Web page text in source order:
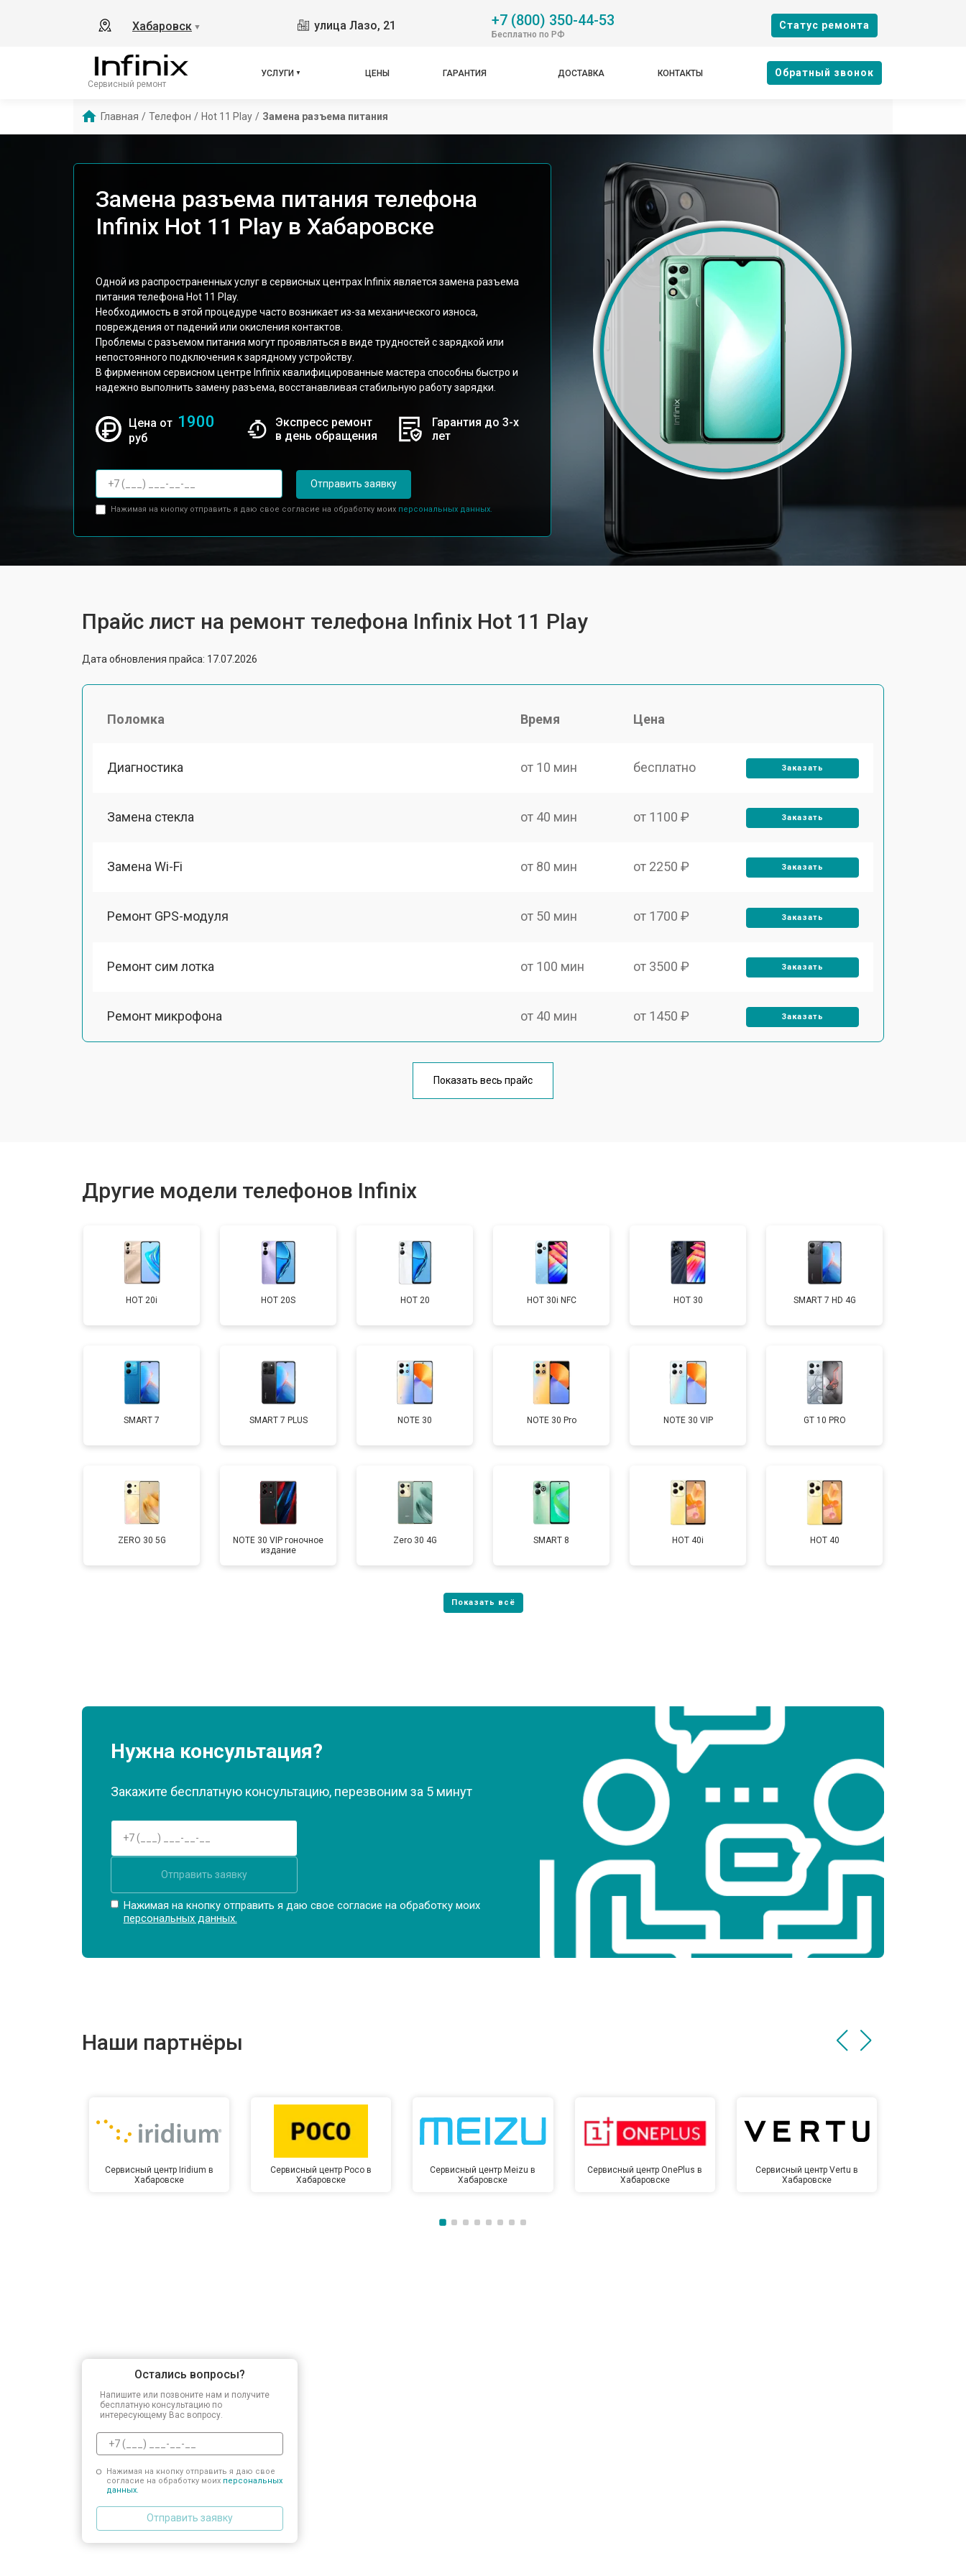
Хабаровск ▼ улица Лазо, 21 +7 (800) 350-44-53
Бесплатно по РФ
Cтатус ремонта
Сервисный ремонт
УСЛУГИ ЦЕНЫ ГАРАНТИЯ ДОСТАВКА КОНТАКТЫ Oбратный звонок
Главная / Телефон / Hot 11 Play / Замена разъема питания
Замена разъема питания телефона
Infinix Hot 11 Play в Хабаровске
Одной из распространенных услуг в сервисных центрах Infinix является замена разъема
питания телефона Hot 11 Play.
Необходимость в этой процедуре часто возникает из-за механического износа,
повреждения от падений или окисления контактов.
Проблемы с разъемом питания могут проявляться в виде трудностей с зарядкой или
непостоянного подключения к зарядному устройству.
В фирменном сервисном центре Infinix квалифицированные мастера способны быстро и
надежно выполнить замену разъема, восстанавливая стабильную работу зарядки.
Цена от 1900
руб
Экспресс ремонт
в день обращения
Гарантия до 3-х
лет
Отправить заявку
Нажимая на кнопку отправить я даю свое согласие на обработку моих персональных данных.
Прайс лист на ремонт телефона Infinix Hot 11 Play
Дата обновления прайса: 17.07.2026
Поломка Время Цена
Диагностика от 10 мин бесплатно Заказать
Замена стекла от 40 мин от 1100 ₽ Заказать
Замена Wi-Fi от 80 мин от 2250 ₽ Заказать
Ремонт GPS-модуля от 50 мин от 1700 ₽ Заказать
Ремонт сим лотка от 100 мин от 3500 ₽ Заказать
Ремонт микрофона от 40 мин от 1450 ₽ Заказать
от 70 мин
Замена дисплея (экрана) от 60 мин от 2700 ₽
Замена кнопки включения от 50 мин от 1750 ₽ Заказать
Ремонт цепи питания от 90 мин от 3200 ₽ Заказать
Показать весь прайс
Другие модели телефонов Infinix
HOT 20i HOT 20S HOT 20 HOT 30i NFC HOT 30 SMART 7 HD 4G
SMART 7 SMART 7 PLUS NOTE 30 NOTE 30 Pro NOTE 30 VIP GT 10 PRO
ZERO 30 5G
NOTE 30 VIP гоночное
издание
Zero 30 4G SMART 8 HOT 40i HOT 40
Нужна консультация?
Закажите бесплатную консультацию, перезвоним за 5 минут
Отправить заявку
Нажимая на кнопку отправить я даю свое согласие на обработку моих
персональных данных.
Наши партнёры
Сервисный центр Iridium в
Хабаровске
Сервисный центр Poco в
Хабаровске
Сервисный центр Meizu в
Хабаровске
Сервисный центр OnePlus в
Хабаровске
Сервисный центр Vertu в
Хабаровске
Остались вопросы?
Напишите или позвоните нам и получите
бесплатную консультацию по
интересующему Вас вопросу.
Нажимая на кнопку отправить я даю свое
согласие на обработку моих персональных
данных.
Отправить заявку